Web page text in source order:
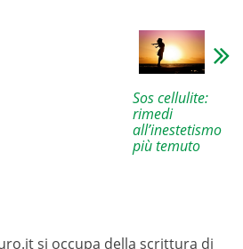
Sos cellulite:
rimedi
all’inestetismo
più temuto
si occupa della scrittura di